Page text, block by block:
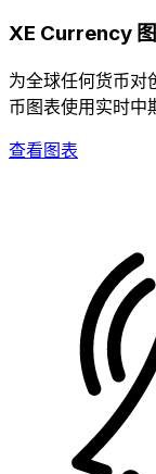
XE Currency
为全球任何货币对
币图表使用实时中
查看图表